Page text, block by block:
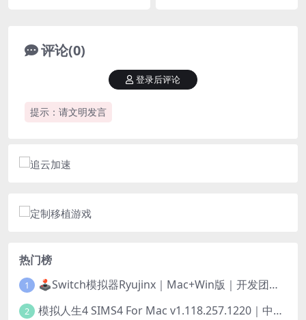
评论(0)
提示：请文明发言
登录后评论
热门榜
1 🕹️Switch模拟器Ryujinx｜Mac+Win版｜开发团队已解散此乃最后的绝唱版本
2 模拟人生4 SIMS4 For Mac v1.118.257.1220｜中文原生版｜无限金币｜全100DLC